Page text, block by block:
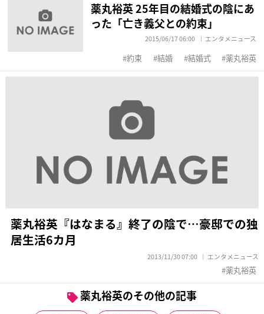
薬丸裕英 25年目の結婚式の陰にあ
った「亡き義父との約束」
2015/06/17 06:00 エンタメニュース
約束 結婚 結婚式 薬丸裕英
薬丸裕英『はなまる』終了の陰で…豪邸での独
居生活6カ月
2013/11/30 07:00 エンタメニュース
薬丸裕英
薬丸裕英のその他の記事